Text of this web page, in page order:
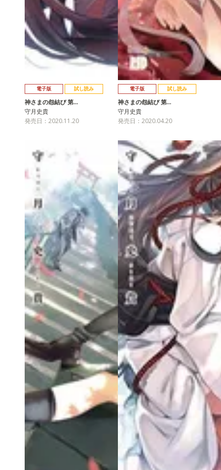
電子版 試し読み
神さまの怨結び 第…
守月史貴
発売日：2020.11.20
電子版 試し読み
神さまの怨結び 第…
守月史貴
発売日：2020.04.20